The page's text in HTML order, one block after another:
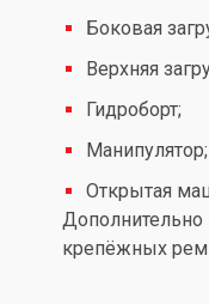
Боковая
Верхняя
Гидроборт;
Манипулятор;
Открытая
Дополнительно
крепёжных